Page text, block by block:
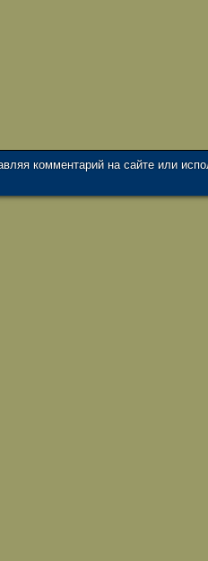
комментарий на сайте или